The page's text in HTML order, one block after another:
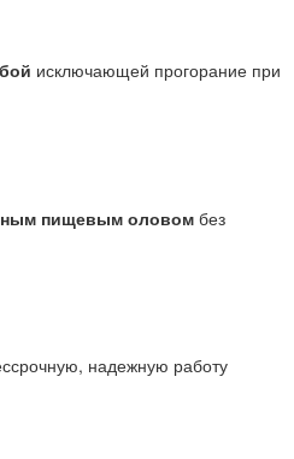
исключающей прогорание при
пищевым оловом без
надежную работу